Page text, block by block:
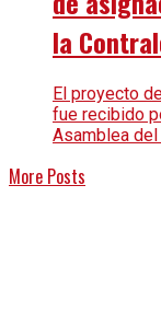
la
El proyecto
fue recibido
Asamblea del
More Posts